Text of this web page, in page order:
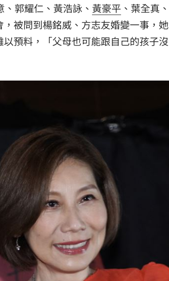
郭耀仁、黃浩詠、 黃豪平 、葉全真、
被問到楊銘威、方志友婚變一事，
預料，「父母也可能跟自己的孩子